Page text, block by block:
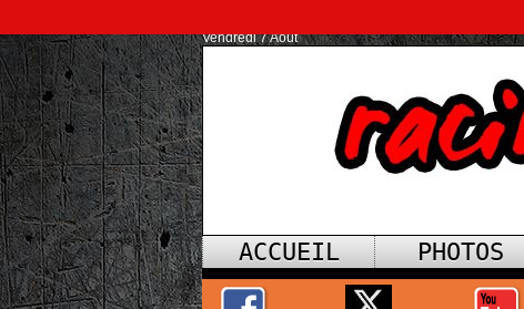
Vendredi 7 Août
ACCUEIL PHOTOS